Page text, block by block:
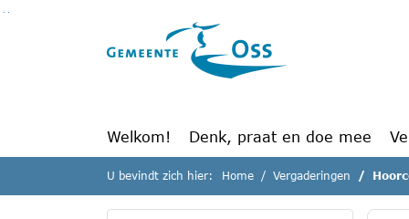
Ga naar de inhoud van deze pagina
Welkom! Denk, praat en doe mee
U bevindt zich hier: Home Vergaderingen